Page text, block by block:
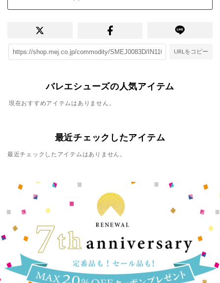
URLをコピー
バレエシューズの人気アイテム
現在おすすめアイテムはありません。
最近チェックしたアイテム
最近チェックしたアイテムはありません。